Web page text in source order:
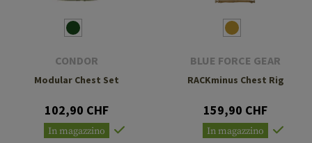
CONDOR
Modular Chest Set
102,90 CHF
In magazzino
BLUE FORCE GEAR
RACKminus Chest Rig
159,90 CHF
In magazzino